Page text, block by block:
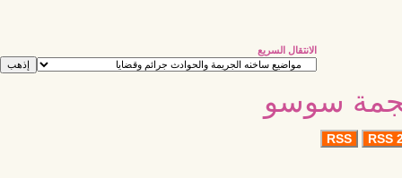
الانتقال السريع
سوسو
RSS RSS